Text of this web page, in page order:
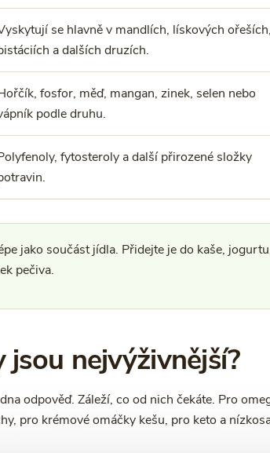
se hlavně v mandlích, lískových ořeších,
a dalších druzích.
fosfor, měď, mangan, zinek, selen nebo
podle druhu.
fytosteroly a další přirozené složky
jako součást jídla. Přidejte je do kaše,
pečiva.
jsou nejvýživnější?
odpověď. Záleží, co od nich čekáte. Pro
pro krémové omáčky kešu, pro keto a